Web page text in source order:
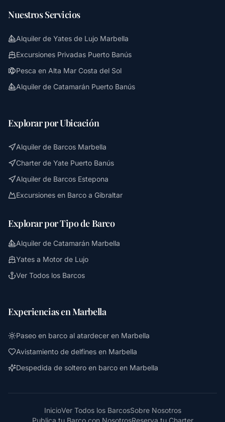
Nuestros Servicios
Alquiler de Yates de Lujo Marbella
Excursiones Privadas Puerto Banús
Pesca en Alta Mar Costa del Sol
Alquiler de Catamarán Puerto Banús
Explorar por Ubicación
Alquiler de Barcos Marbella
Charter de Yate Puerto Banús
Alquiler de Barcos Estepona
Excursiones en Barco a Gibraltar
Explorar por Tipo de Barco
Alquiler de Catamarán Marbella
Yates a Motor de Lujo
Ver Todos los Barcos
Experiencias en Marbella
Paseo en barco al atardecer en Marbella
Avistamiento de delfines en Marbella
Despedida de soltero en barco en Marbella
InicioVer Todos los BarcosSobre Nosotros
Publica tu Barco con NosotrosReserva tu Charter